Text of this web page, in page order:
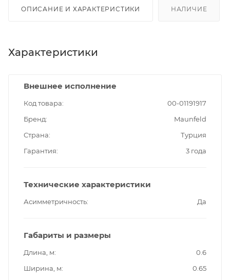
ОПИСАНИЕ И ХАРАКТЕРИСТИКИ НАЛИЧИЕ
Характеристики
Внешнее исполнение
Код товара
00-01191917
Бренд
Maunfeld
Страна
Турция
Гарантия
3 года
Технические характеристики
Асимметричность Да
Габариты и размеры
Длина, м
0.6
Ширина, м
0.65